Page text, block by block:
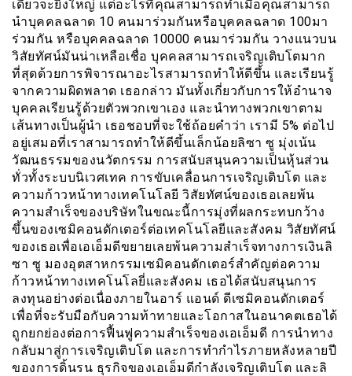
เดียวจะยิ่งใหญ่ แต่อะไรที่คุณสามารถทำเมื่อคุณสามารถ
นำบุคคลฉลาด 10 คนมาร่วมกันหรือบุคคลฉลาด 100มา
ร่วมกัน หรือบุคคลฉลาด 10000 คนมาร่วมกัน วางแนวบน
วิสัยทัศน์มันน่าเหลือเชื่อ บุคคลสามารถเจริญเติบโตมาก
ที่สุดด้วยการพิจารณาอะไรสามารถทำให้ดีขึ้น และเรียนรู้
จากความผิดพลาด เธอกล่าว มันทั้งเกี่ยวกับการให้อำนาจ
บุคคลเรียนรู้ด้วยตัวพวกเขาเอง และนำทางพวกเขาตาม
เส้นทางเป็นผู้นำ เธอชอบที่จะใช้ถ้อยคำว่า เรามี 5% ต่อไป
อยู่เสมอที่เราสามารถทำให้ดีขึ้นเล็กน้อยลิซา ซู มุ่งเน้น
วัฒนธรรมของนวัตกรรม การสนับสนุนความเป็นหุ้นส่วน
ทั่วทั้งระบบนิเวศเทค การขับเคลื่อนการเจริญเติบโต และ
ความก้าวหน้าทางเทคโนโลยี วิสัยทัศน์ของเธอเลยพ้น
ความสำเร็จของบริษัทในขณะนี้การมุ่งที่ผลกระทบกว้าง
ขึ้นของเซมิคอนดักเตอร์ต่อเทคโนโลยีและสังคม วิสัยทัศน์
ของเธอเพื่อเอเอ็มดีขยายเลยพ้นความสำเร็จทางการเงินลิ
ซา ซู มองอุตสาหกรรมเซมิคอนดักเตอร์สำคัญต่อความ
ก้าวหน้าทางเทคโนโลยี่และสังคม เธอได้สนับสนุนการ
ลงทุนอย่างต่อเนื่องภายในอาร์ แอนด์ ดีเซมิคอนดักเตอร์
เพื่อที่จะรับมือกับความท้าทายและโอกาสในอนาคตเธอได้
ถูกยกย่องต่อการฟื้นฟูความสำเร็จของเอเอ็มดี การนำทาง
กลับมาสู่การเจริญเติบโต และการทำกำไรภายหลังหลายปี
ของการดิ้นรน ธุรกิจของเอเอ็มดีกำลังเจริญเติบโต และลิ